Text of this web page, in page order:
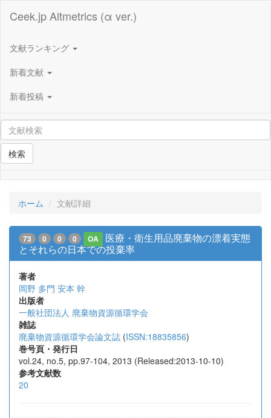
Ceek.jp Altmetrics (α ver.)
文献ランキング
新着文献
新着投稿
検索
ホーム 文献詳細
73 0 0 0 OA
医療・衛生用品廃棄物の漂着実態
とそれらの日本での投棄率
著者
岡野 多門 安本 幹
出版者
一般社団法人 廃棄物資源循環学会
雑誌
廃棄物資源循環学会論文誌 (ISSN:18835856)
巻号頁・発行日
vol.24, no.5, pp.97-104, 2013 (Released:2013-10-10)
参考文献数
20